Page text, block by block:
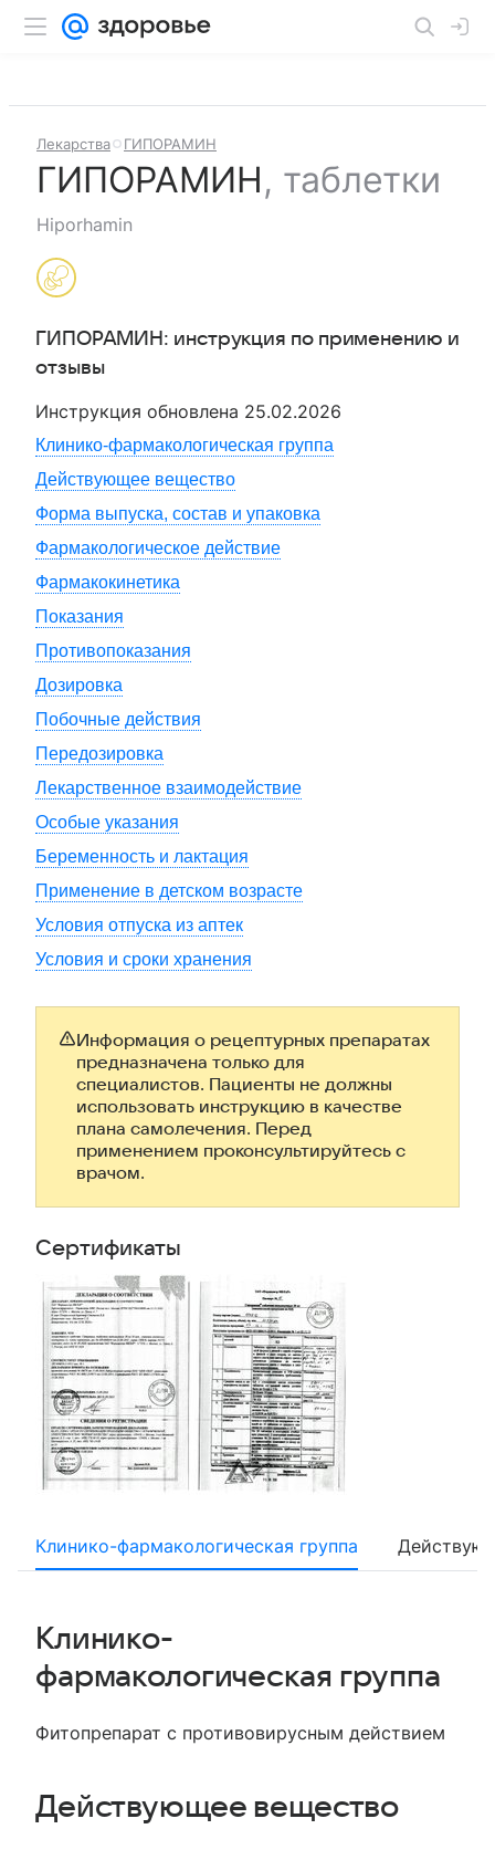
Лекарства ГИПОРАМИН
ГИПОРАМИН, таблетки
Hiporhamin
ГИПОРАМИН : инструкция по применению и
отзывы
Инструкция обновлена 25.02.2026
Клинико-фармакологическая группа
Действующее вещество
Форма выпуска, состав и упаковка
Фармакологическое действие
Фармакокинетика
Показания
Противопоказания
Дозировка
Побочные действия
Передозировка
Лекарственное взаимодействие
Особые указания
Беременность и лактация
Применение в детском возрасте
Условия отпуска из аптек
Условия и сроки хранения
Информация о рецептурных препаратах
предназначена только для
специалистов. Пациенты не должны
использовать инструкцию в качестве
плана самолечения. Перед
применением проконсультируйтесь с
врачом.
Сертификаты
Клинико-фармакологическая группа
Клинико-
фармакологическая группа
Фитопрепарат с противовирусным действием
Действующее вещество